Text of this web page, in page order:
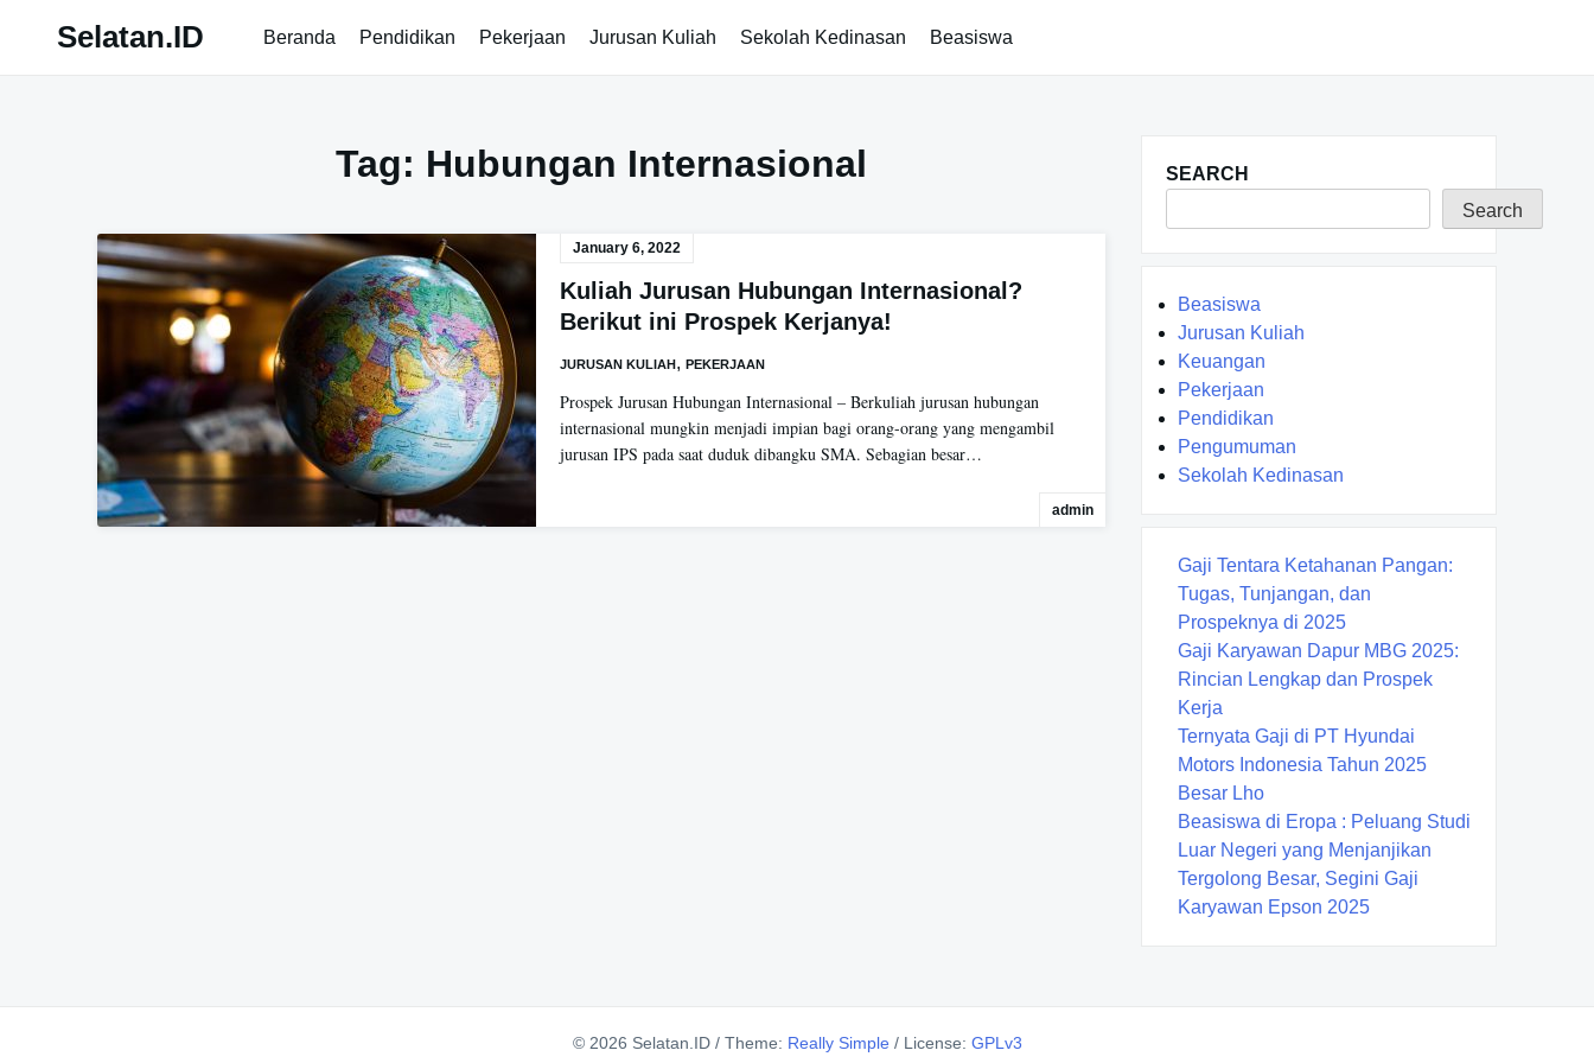
Selatan.ID Beranda Pendidikan Pekerjaan Jurusan Kuliah Sekolah Kedinasan Beasiswa
Tag: Hubungan Internasional
January 6, 2022
Kuliah Jurusan Hubungan Internasional?
Berikut ini Prospek Kerjanya!
JURUSAN KULIAH, PEKERJAAN
Prospek Jurusan Hubungan Internasional – Berkuliah jurusan hubungan
internasional mungkin menjadi impian bagi orang-orang yang mengambil
jurusan IPS pada saat duduk dibangku SMA. Sebagian besar…
admin
SEARCH
Search
Beasiswa
Jurusan Kuliah
Keuangan
Pekerjaan
Pendidikan
Pengumuman
Sekolah Kedinasan
Gaji Tentara Ketahanan Pangan:
Tugas, Tunjangan, dan
Prospeknya di 2025
Gaji Karyawan Dapur MBG 2025:
Rincian Lengkap dan Prospek
Kerja
Ternyata Gaji di PT Hyundai
Motors Indonesia Tahun 2025
Besar Lho
Beasiswa di Eropa : Peluang Studi
Luar Negeri yang Menjanjikan
Tergolong Besar, Segini Gaji
Karyawan Epson 2025
© 2026 Selatan.ID / Theme: Really Simple / License: GPLv3